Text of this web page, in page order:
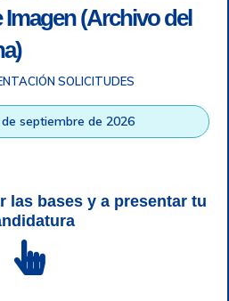
| SGSI |
Login
© Todos los derechos
(Archivo del
SOLICITUDES
septiembre de 2026
las bases y a presentar tu